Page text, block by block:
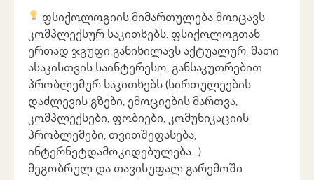
ფსიქოლოგიის მიმართულება მოიცავს
კომპლექსურ საკითხებს. ფსიქოლოგთან
ერთად ჯგუფი განიხილავს აქტუალურ, მათი
ასაკისთვის საინტერესო, განსაკუთრებით
პრობლემურ საკითხებს (სირთულეების
დაძლევის გზები, ემოციების მართვა,
კომპლექსები, ფობიები, კომუნიკაციის
პრობლემები, თვითშეფასება,
ინტერნეტდამოკიდებულება…)
მეგობრულ და თავისუფალ გარემოში